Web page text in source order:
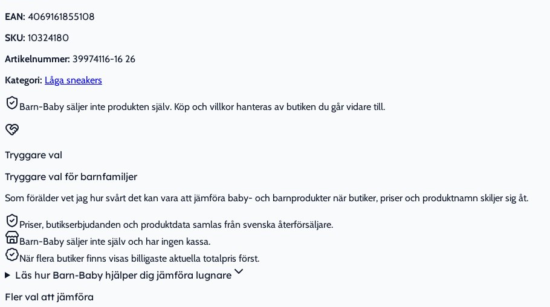
EAN: 4069161855108
SKU: 10324180
Artikelnummer: 39974116-16 26
Kategori: Låga sneakers
Barn-Baby säljer inte produkten själv. Köp och villkor hanteras av butiken du går vidare till.
Tryggare val
Tryggare val för barnfamiljer
Som förälder vet jag hur svårt det kan vara att jämföra baby- och barnprodukter när butiker, priser och produktnamn skiljer sig åt.
Priser, butikserbjudanden och produktdata samlas från svenska återförsäljare.
Barn-Baby säljer inte själv och har ingen kassa.
När flera butiker finns visas billigaste aktuella totalpris först.
Läs hur Barn-Baby hjälper dig jämföra lugnare
Fler val att jämföra